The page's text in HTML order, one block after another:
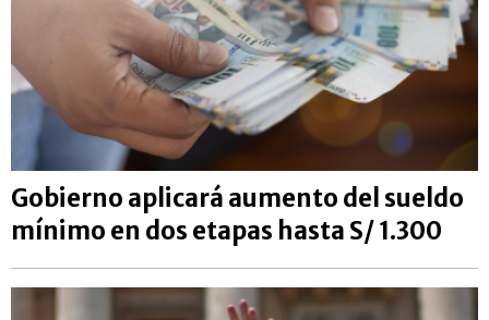
Gobierno aplicará aumento del sueldo
mínimo en dos etapas hasta S/ 1.300